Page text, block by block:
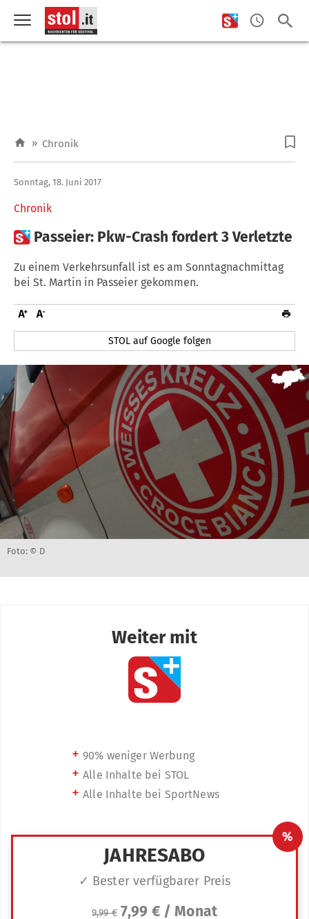
» Chronik
Chronik
Sonntag, 18. Juni 2017
 Passeier: Pkw-Crash fordert 3 Verletzte
Zu einem Verkehrsunfall ist es am Sonntagnachmittag
bei St. Martin in Passeier gekommen.
STOL auf Google folgen
Foto: © D